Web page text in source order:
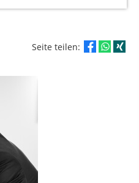
Seite teilen: